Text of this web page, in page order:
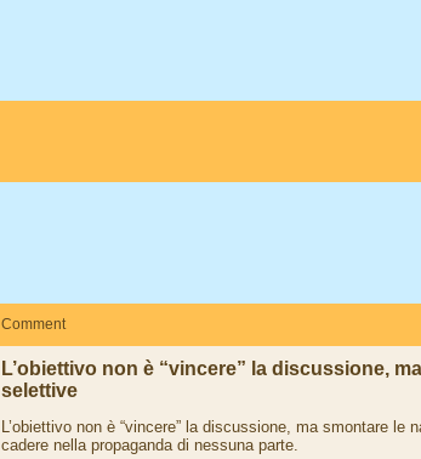
Comment
L’obiettivo non è “vincere” la discussione,
selettive
L’obiettivo non è “vincere” la discussione, ma smontare
cadere nella propaganda di nessuna parte.